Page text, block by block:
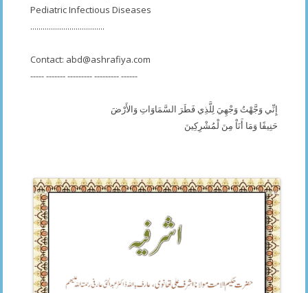
Pediatric Infectious Diseases
....................................
Contact: abd@ashrafiya.com
----- ------- --------- --------- ------
إِنِّي وَجَّهْتُ وَجْهِيَ لِلَّذِي فَطَرَ السَّمَاوَاتِ وَالأَرْضَ
حَنِيفًا وَمَا أَنَاْ مِنَ لْمُشْرِكِينَ